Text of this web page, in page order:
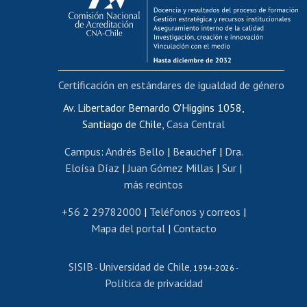
Funcionarias/os
Cursos internos de capacitación
Bienestar del personal
Portal de movilidad interna
Certificado de renta
Certificado de renta honorarios
Editar páginas blancas
Extranjeras/os
Revalidación y reconocimiento de títulos
Postulación al Programa de Movilidad Estudiantil
Cursos de español
Av. Libertador Bernardo O'Higgins 1058,
Santiago de Chile, Casa Central
Campus: Andrés Bello | Beauchef| Dra.
Eloísa Díaz | Juan Gómez Millas | Sur |
más recintos
+56 2 29782000 | Teléfonos y correos |
Mapa del portal| Contacto
SISIB - Universidad de Chile , 1994-2026 -
Política de privacidad
Certificación en estándares de igualdad de género